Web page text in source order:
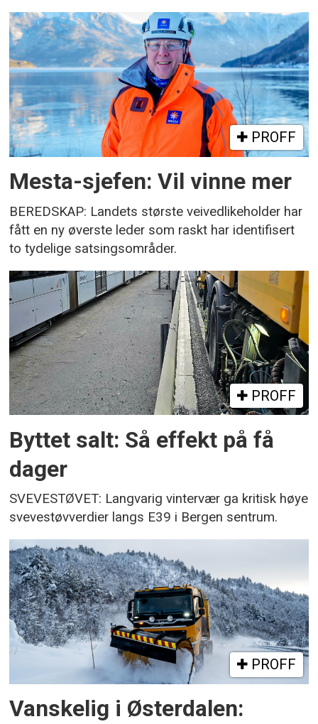
PROFF
Mesta-sjefen: Vil vinne mer
BEREDSKAP: Landets største veivedlikeholder har
fått en ny øverste leder som raskt har identifisert
to tydelige satsingsområder.
PROFF
Byttet salt: Så effekt på få
dager
SVEVESTØVET: Langvarig vintervær ga kritisk høye
svevestøvverdier langs E39 i Bergen sentrum.
PROFF
Vanskelig i Østerdalen: